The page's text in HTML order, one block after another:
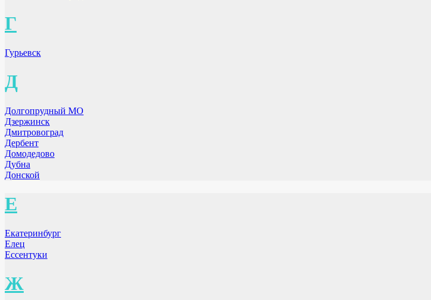
Г
Гурьевск
Д
Долгопрудный МО
Дзержинск
Дмитровоград
Дербент
Домодедово
Дубна
Донской
Е
Екатеринбург
Елец
Ессентуки
Ж